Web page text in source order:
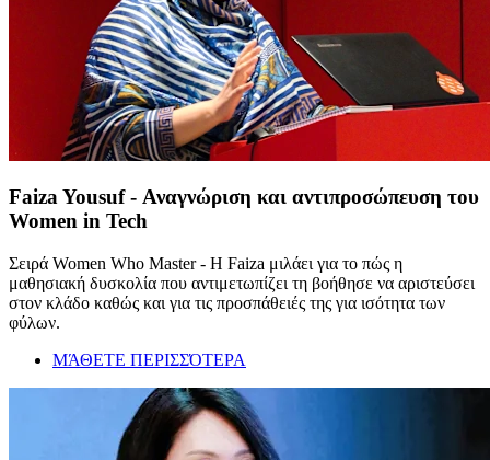
Faiza Yousuf - Αναγνώριση και αντιπροσώπευση του
Women in Tech
Σειρά Women Who Master - Η Faiza μιλάει για το πώς η
μαθησιακή δυσκολία που αντιμετωπίζει τη βοήθησε να αριστεύσει
στον κλάδο καθώς και για τις προσπάθειές της για ισότητα των
φύλων.
ΜΆΘΕΤΕ ΠΕΡΙΣΣΌΤΕΡΑ